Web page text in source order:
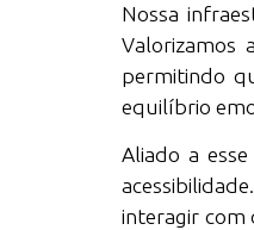
Nossa
Valorizamos
permitindo
equilíbrio
Aliado a
interagir com